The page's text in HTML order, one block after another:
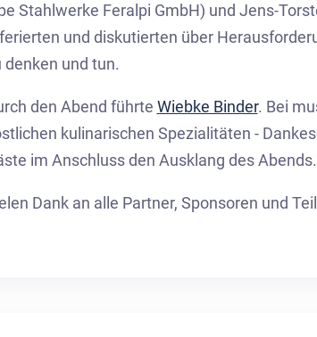
Stahlwerke Feralpi GmbH) und Jens-
und diskutierten über
denken und tun.
den Abend führte Wiebke Binder. Bei
kulinarischen Spezialitäten -
im Anschluss den Ausklang des Abends.
Dank an alle Partner, Sponsoren und